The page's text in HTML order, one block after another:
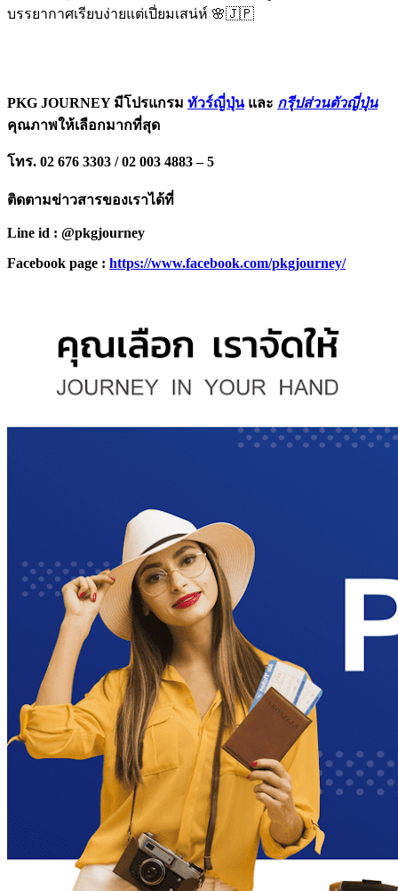
บรรยากาศเรียบง่ายแต่เปี่ยมเสน่ห์ 🌸🇯🇵
PKG JOURNEY มีโปรแกรม ทัวร์ญี่ปุ่นและ กรุีปส่วนตัวญี่ปุ่น
คุณภาพให้เลือกมากที่สุด
โทร. 02 676 3303 / 02 003 4883 – 5
ติดตามข่าวสารของเราได้ที่
Line id : @pkgjourney
Facebook page : https://www.facebook.com/pkgjourney/